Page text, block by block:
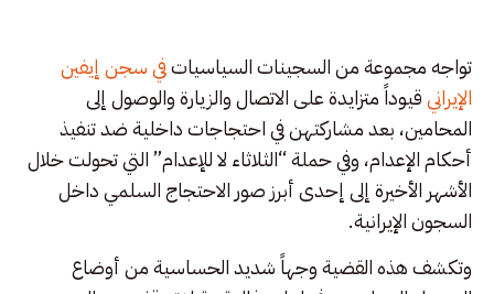
تواجه مجموعة من السجينات السياسياتفي سجن إيفين
الإيرانيقيوداً متزايدة على الاتصال والزيارة والوصول إلى
المحامين، بعد مشاركتهن في احتجاجات داخلية ضد تنفيذ
أحكام الإعدام، وفي حملة “الثلاثاء لا للإعدام” التي تحولت خلال
الأشهر الأخيرة إلى إحدى أبرز صور الاحتجاج السلمي داخل
السجون الإيرانية.
وتكشف هذه القضية وجهاً شديد الحساسية من أوضاع